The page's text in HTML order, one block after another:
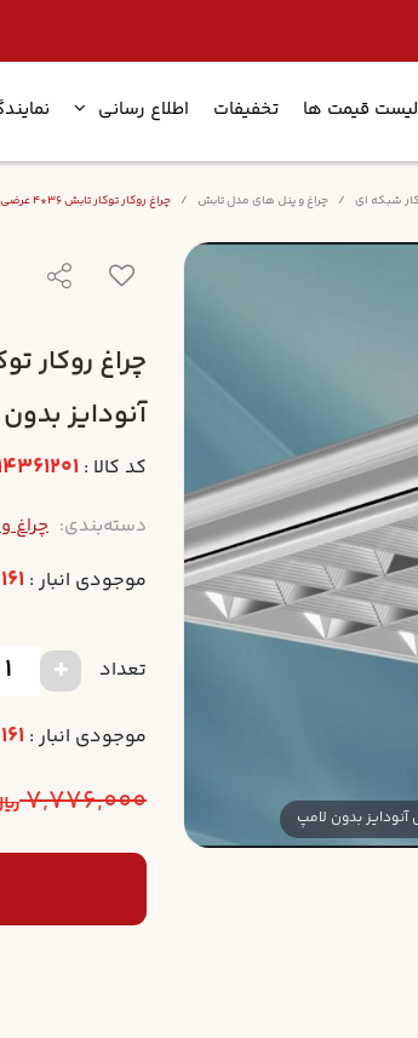
لیست قیمت ها تخفیفات اطلاع رسانی
چراغ و پنل های مدل تابش چراغ روکار توکار تابش 36*4 عرضي الکترونيکي کامل آنودايز بدون لامپ
آنودايز
کد کالا :
دسته‌بندی: چراغ
موجودی انبار : 161 دستگاه
تعداد
موجودی انبار : 161 دستگاه
7,776,000